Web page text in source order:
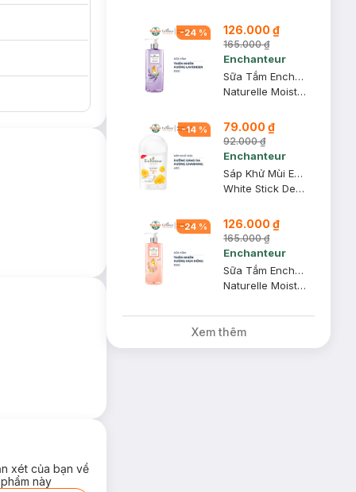
xét của bạn về
này
-24 % 126.000 ₫
165.000 ₫
Enchanteur
Sữa Tắm Enchanteur Dưỡng Da Thiên Nhiên Lavender 510g
Naturelle Moisturizing Shower Gel
-14 % 79.000 ₫
92.000 ₫
Enchanteur
Sáp Khử Mùi Enchanteur Sáng Da Charming 40g
White Stick Deodorant Anti Perspirant
-24 % 126.000 ₫
165.000 ₫
Enchanteur
Sữa Tắm Enchanteur Dưỡng Da Thiên Nhiên Hoa Hồng 510g
Naturelle Moisturizing Shower Gel
Xem thêm